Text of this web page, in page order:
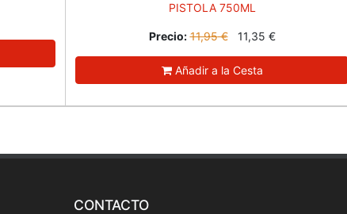
PISTOLA 750ML
Precio: 11,95€ 11,35 €
Añadir a la Cesta
CONTACTO